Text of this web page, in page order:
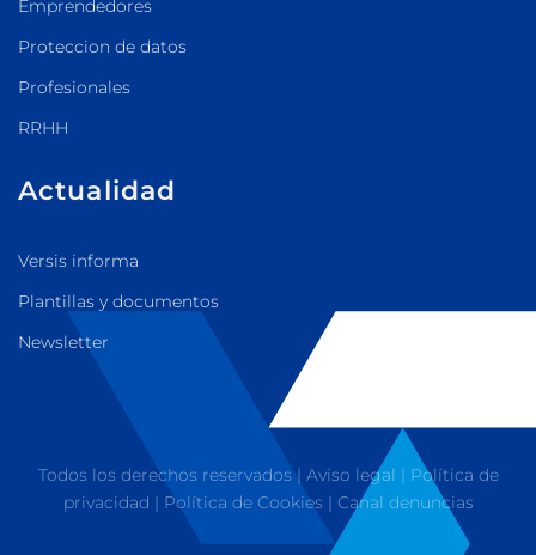
Emprendedores
Proteccion de datos
Profesionales
RRHH
Actualidad
Versis informa
Plantillas y documentos
Newsletter
Todos los derechos reservados | Aviso legal | Política de
privacidad | Política de Cookies | Canal denuncias